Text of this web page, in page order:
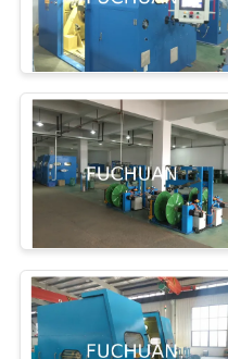
machine
de fil
machine
PVC